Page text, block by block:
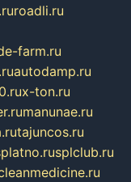
roadli.ru
farm.ru
autodamp.ru
x-ton.ru
manunae.ru
tajuncos.ru
splclub.ru